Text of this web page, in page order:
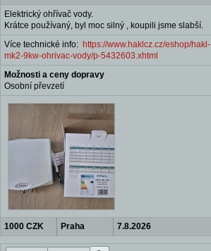
Elektrický ohřívač vody.
Krátce používaný, byl moc silný , koupili jsme slabší.
Více technické info: https://www.haklcz.cz/eshop/hakl-
mk2-9kw-ohrivac-vody/p-5432603.xhtml
Možnosti a ceny dopravy
Osobní převzetí
1000 CZK
Praha
Kolovraty
7.8.2026